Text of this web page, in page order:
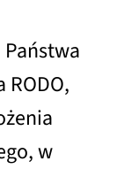
w